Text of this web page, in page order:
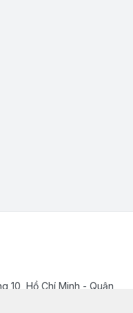
10, Hồ Chí Minh - Quận